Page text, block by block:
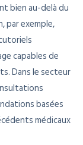
bien au-delà du
par exemple,
capables de
Dans le secteur
basées
médicaux